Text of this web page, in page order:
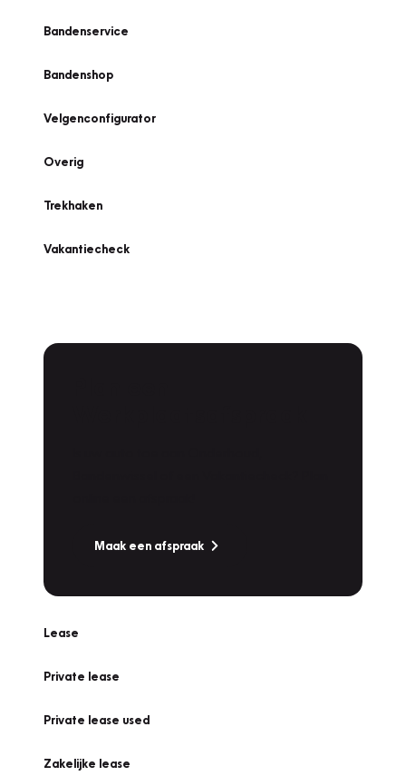
Bandenservice
Bandenshop
Velgenconfigurator
Overig
Trekhaken
Vakantiecheck
Maak een afspraak
Lease
Private lease
Private lease used
Zakelijke lease